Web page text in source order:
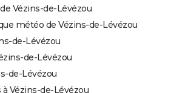
Vézins-de-Lévézou
météo de Vézins-de-Lévézou
de-Lévézou
de-Lévézou
de-Lévézou
Vézins-de-Lévézou